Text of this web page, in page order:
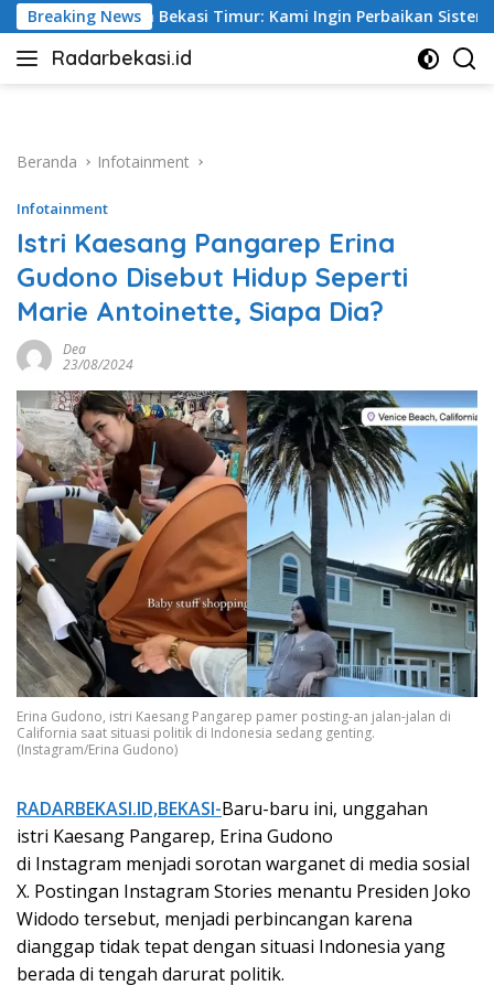
Langsung
ke
konten
Breaking News
Kami Ingin Perbaikan Sistem Keselamatan Lebih Dulu
Radarbekasi.id
Berita
Beranda
Infotainment
Infotainment
Istri Kaesang Pangarep Erina
Gudono Disebut Hidup Seperti
Marie Antoinette, Siapa Dia?
Dea
23/08/2024
Erina Gudono, istri Kaesang Pangarep pamer posting-an jalan-jalan di
California saat situasi politik di Indonesia sedang genting.
(Instagram/Erina Gudono)
RADARBEKASI.ID,BEKASI-Baru-baru ini, unggahan
istri Kaesang Pangarep, Erina Gudono
di Instagram menjadi sorotan warganet di media sosial
X. Postingan Instagram Stories menantu Presiden Joko
Widodo tersebut, menjadi perbincangan karena
dianggap tidak tepat dengan situasi Indonesia yang
berada di tengah darurat politik.